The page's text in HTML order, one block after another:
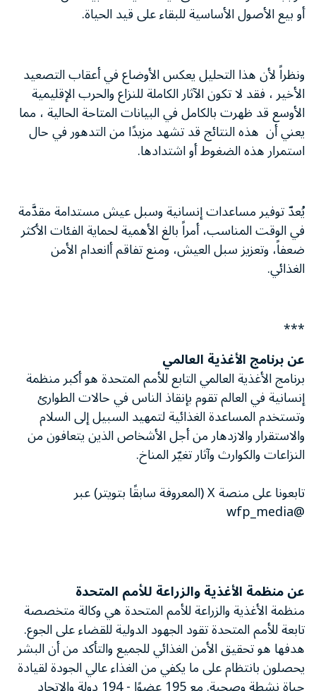
أو بيع الأصول الأساسية للبقاء على قيد الحياة.
ونظراً لأن هذا التحليل يعكس الأوضاع في أعقاب التصعيد
الأخير ، فقد لا تكون الآثار الكاملة للنزاع والحرب الإقليمية
الأوسع قد ظهرت بالكامل في البيانات المتاحة الحالية ، مما
يعني أن هذه النتائج قد تشهد مزيدًا من التدهور في حال
استمرار هذه الضغوط أو اشتدادها.
يُعدّ توفير مساعدات إنسانية وسبل عيش مستدامة مقدَّمة
في الوقت المناسب، أمراً بالغ الأهمية لحماية الفئات الأكثر
ضعفاً، وتعزيز سبل العيش، ومنع تفاقم أانعدام الأمن
الغذائي.
***
عن برنامج الأغذية العالمي
برنامج الأغذية العالمي التابع للأمم المتحدة هو أكبر منظمة
إنسانية في العالم تقوم بإنقاذ الناس في حالات الطوارئ
وتستخدم المساعدة الغذائية لتمهيد السبيل إلى السلام
والاستقرار والازدهار من أجل الأشخاص الذين يتعافون من
النزاعات والكوارث وآثار تغيّر المناخ.
تابعونا على منصة X (المعروفة سابقًا بتويتر) عبر
@wfp_media
عن منظمة الأغذية والزراعة للأمم المتحدة
منظمة الأغذية والزراعة للأمم المتحدة هي وكالة متخصصة
تابعة للأمم المتحدة تقود الجهود الدولية للقضاء على الجوع.
هدفها هو تحقيق الأمن الغذائي للجميع والتأكد من أن البشر
يحصلون بانتظام على ما يكفي من الغذاء عالي الجودة لقيادة